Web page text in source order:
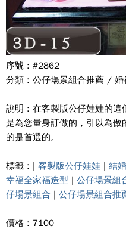
序號 : #2862
分類 : 公仔場景組合推薦 / 婚
說明 : 在客製版公仔娃娃的這
是為您量身訂做的，引以為
的是首選的。
標籤 : | 客製版公仔娃娃 | 結
幸福全家福造型 | 公仔場景組
仔場景組合 | 公仔場景組合推
價格 : 7100